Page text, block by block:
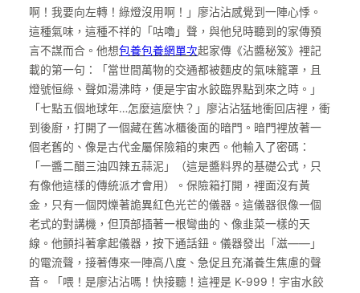
啊！我要向左轉！綠燈沒用啊！」廖沾沾感覺到一陣心悸。
這種氣味，這種不祥的「咕嚕」聲，與他兒時聽到的家傳預
言不謀而合。他想包養包養網單次起家傳《沾醬秘笈》裡記
載的第一句：「當世間萬物的交通都被麵皮的氣味籠罩，且
燈號恒綠、聲如湯沸時，便是宇宙水餃臨界點到來之時。」
「七點五個地球年…怎麼這麼快？」廖沾沾猛地衝回店裡，衝
到後廚，打開了一個藏在舊冰櫃後面的暗門。暗門裡放著一
個老舊的、像是古代金屬保險箱的東西。他輸入了密碼：
「一醬二醋三油四辣五蒜泥」（這是醬料界的基礎公式，只
有像他這樣的傳統派才會用）。保險箱打開，裡面沒有黃
金，只有一個閃爍著詭異紅色光芒的儀器。這儀器很像一個
老式的對講機，但頂部插著一根彎曲的、像韭菜一樣的天
線。他顫抖著拿起儀器，按下通話鈕。儀器發出「滋——」
的電流聲，接著傳來一陣高八度、急促且充滿養生焦慮的聲
音。「喂！是廖沾沾嗎！快接聽！這裡是 K-999！宇宙水餃